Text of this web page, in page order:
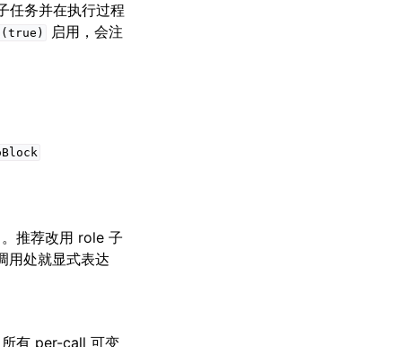
任务并在执行过程
启用，会注
推荐改用 role 子
用处就显式表达
有 per-call 可变